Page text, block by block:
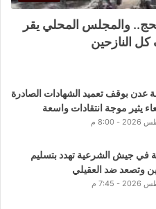
والمجلس المحلي يقر
النازحين
عدن بوقف تعميد الشهادات الصادرة
يثير موجة انتقادات واسعة
في جيش الشرعية تهدد بتسليم
وتصعد ضد العقيلي